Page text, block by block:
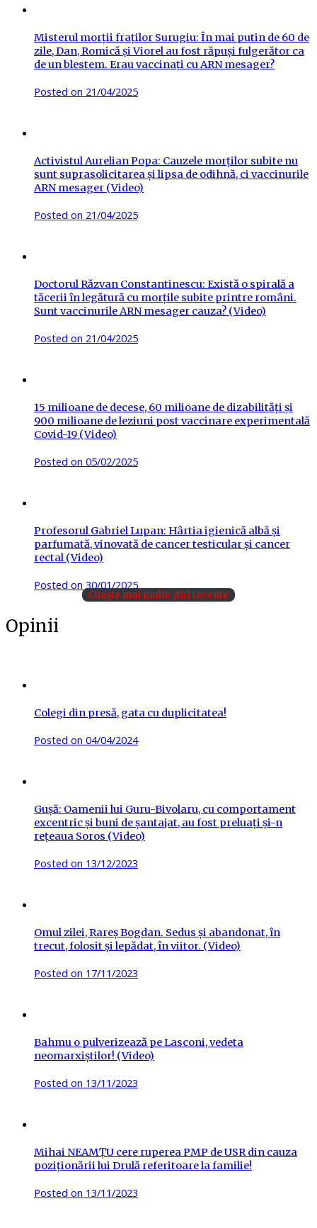
Misterul morții fraților Surugiu: În mai putin de 60 de
zile, Dan, Romică și Viorel au fost răpuși fulgerător ca
de un blestem. Erau vaccinați cu ARN mesager?
Posted on 21/04/2025
Activistul Aurelian Popa: Cauzele morților subite nu
sunt suprasolicitarea și lipsa de odihnă, ci vaccinurile
ARN mesager (Video)
Posted on 21/04/2025
Doctorul Răzvan Constantinescu: Există o spirală a
tăcerii în legătură cu morțile subite printre români.
Sunt vaccinurile ARN mesager cauza? (Video)
Posted on 21/04/2025
15 milioane de decese, 60 milioane de dizabilități și
900 milioane de leziuni post vaccinare experimentală
Covid-19 (Video)
Posted on 05/02/2025
Profesorul Gabriel Lupan: Hârtia igienică albă și
parfumată, vinovată de cancer testicular și cancer
rectal (Video)
Posted on30/01/2025
Citește mai multe știri recente
Opinii
Colegi din presă, gata cu duplicitatea!
Posted on 04/04/2024
Gușă: Oamenii lui Guru-Bivolaru, cu comportament
excentric și buni de șantajat, au fost preluați și-n
rețeaua Soros (Video)
Posted on 13/12/2023
Omul zilei, Rareș Bogdan. Sedus și abandonat, în
trecut, folosit și lepădat, în viitor. (Video)
Posted on 17/11/2023
Bahmu o pulverizează pe Lasconi, vedeta
neomarxiștilor! (Video)
Posted on 13/11/2023
Mihai NEAMȚU cere ruperea PMP de USR din cauza
poziționării lui Drulă referitoare la familie!
Posted on 13/11/2023